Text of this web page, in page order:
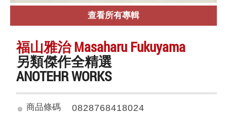
查看所有專輯
福山雅治 Masaharu Fukuyama
另類傑作全精選
ANOTEHR WORKS
商品條碼 0828768418024